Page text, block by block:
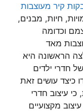
קיר מעוצבות
חיות, מבנים,
וכדומה
מאד
הראשונה היא
חדרי ילדים
כיצד עושים זאת
עיצוב חדרי
מקצועיים